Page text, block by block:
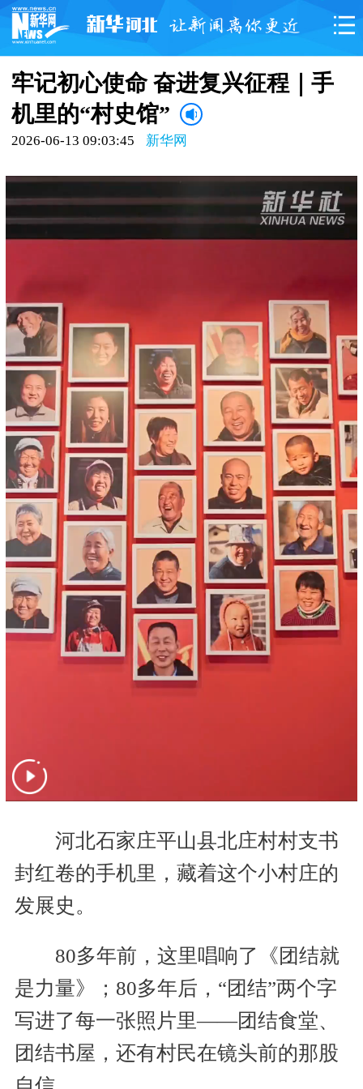
牢记初心使命 奋进复兴征程｜手
机里的“村史馆”
2026-06-13 09:03:45 新华网
河北石家庄平山县北庄村村支书
封红卷的手机里，藏着这个小村庄的
发展史。
80多年前，这里唱响了《团结就
是力量》；80多年后，“团结”两个字
写进了每一张照片里——团结食堂、
团结书屋，还有村民在镜头前的那股